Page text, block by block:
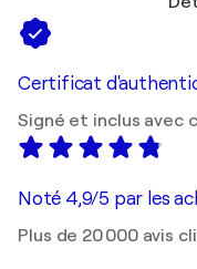
Certificat
Signé et inclus avec
Noté 4,9/5 par les
Plus de 20 000 avis